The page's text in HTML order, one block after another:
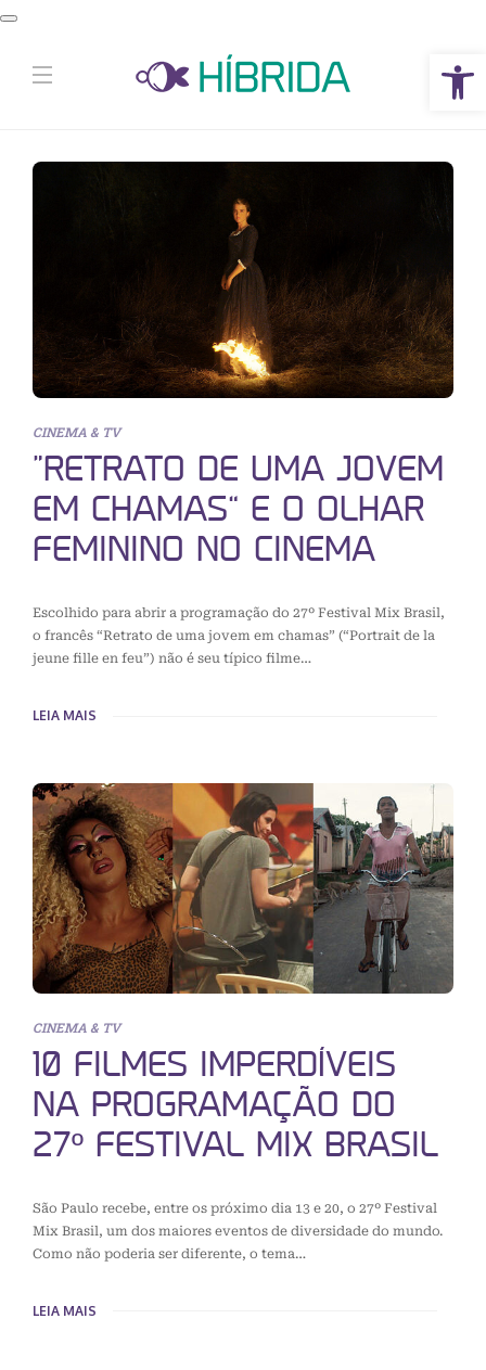
Abrir a barra de ferramentas
CINEMA & TV
“RETRATO DE UMA JOVEM
EM CHAMAS” E O OLHAR
FEMININO NO CINEMA
Escolhido para abrir a programação do 27º Festival Mix Brasil,
o francês “Retrato de uma jovem em chamas” (“Portrait de la
jeune fille en feu”) não é seu típico filme…
LEIA MAIS
CINEMA & TV
10 FILMES IMPERDÍVEIS
NA PROGRAMAÇÃO DO
27º FESTIVAL MIX BRASIL
São Paulo recebe, entre os próximo dia 13 e 20, o 27º Festival
Mix Brasil, um dos maiores eventos de diversidade do mundo.
Como não poderia ser diferente, o tema…
LEIA MAIS